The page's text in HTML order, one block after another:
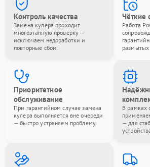
Контроль качества
Замена кулера проходит
многоэтапную проверку —
исключаем недоработки и
повторные сбои.
Чёткие
Работа
Приоритетное
обслуживание
При гарантийном случае замена
кулера выполняется вне очереди
— быстро устраняем проблему.
В рамках
— для